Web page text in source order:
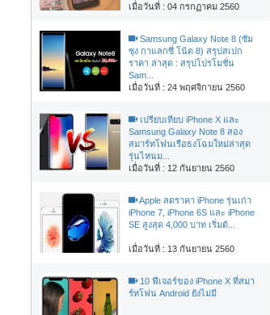
เมื่อวันที่ : 04 กรกฏาคม 2560
Samsung Galaxy Note 8 (ซัม
ซุง กาแลกซี่ โน้ต 8) สรุปสเปก
ราคา ล่าสุด : สรุปโปรโมชั่น
Sam...
เมื่อวันที่ : 24 พฤศจิกายน 2560
เปรียบเทียบ iPhone X และ
Samsung Galaxy Note 8 สอง
สมาร์ทโฟนเรือธงโฉมใหม่ล่าสุด
รุ่นไหนม...
เมื่อวันที่ : 12 กันยายน 2560
Apple ลดราคา iPhone รุ่นเก่า
iPhone 7, iPhone 6S และ iPhone
SE สูงสุด 4,000 บาท เริ่มต้...
เมื่อวันที่ : 13 กันยายน 2560
10 ฟีเจอร์ของ iPhone X ที่สมา
ร์ทโฟน Android ยังไม่มี